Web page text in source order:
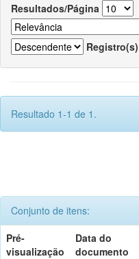
Resultados/Página
Registro(s)
Resultado 1-1 de 1.
Conjunto de itens:
Pré-
visualização
Data do
documento